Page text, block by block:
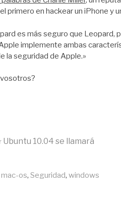
primero en hackear un iPhone y
es más seguro que Leopard,
Apple implemente ambas
la seguridad de Apple.»
Ubuntu 10.04 se llamará
mac-os, Seguridad, windows